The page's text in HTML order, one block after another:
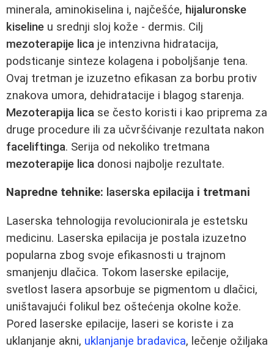
minerala, aminokiselina i, najčešće, hijaluronske
kiseline u srednji sloj kože - dermis. Cilj
mezoterapije lica je intenzivna hidratacija,
podsticanje sinteze kolagena i poboljšanje tena.
Ovaj tretman je izuzetno efikasan za borbu protiv
znakova umora, dehidratacije i blagog starenja.
Mezoterapija lica se često koristi i kao priprema za
druge procedure ili za učvršćivanje rezultata nakon
faceliftinga. Serija od nekoliko tretmana
mezoterapije lica donosi najbolje rezultate.
Napredne tehnike: laserska epilacija i tretmani
Laserska tehnologija revolucionirala je estetsku
medicinu. Laserska epilacija je postala izuzetno
popularna zbog svoje efikasnosti u trajnom
smanjenju dlačica. Tokom laserske epilacije,
svetlost lasera apsorbuje se pigmentom u dlačici,
uništavajući folikul bez oštećenja okolne kože.
Pored laserske epilacije, laseri se koriste i za
uklanjanje akni, uklanjanje bradavica, lečenje ožiljaka